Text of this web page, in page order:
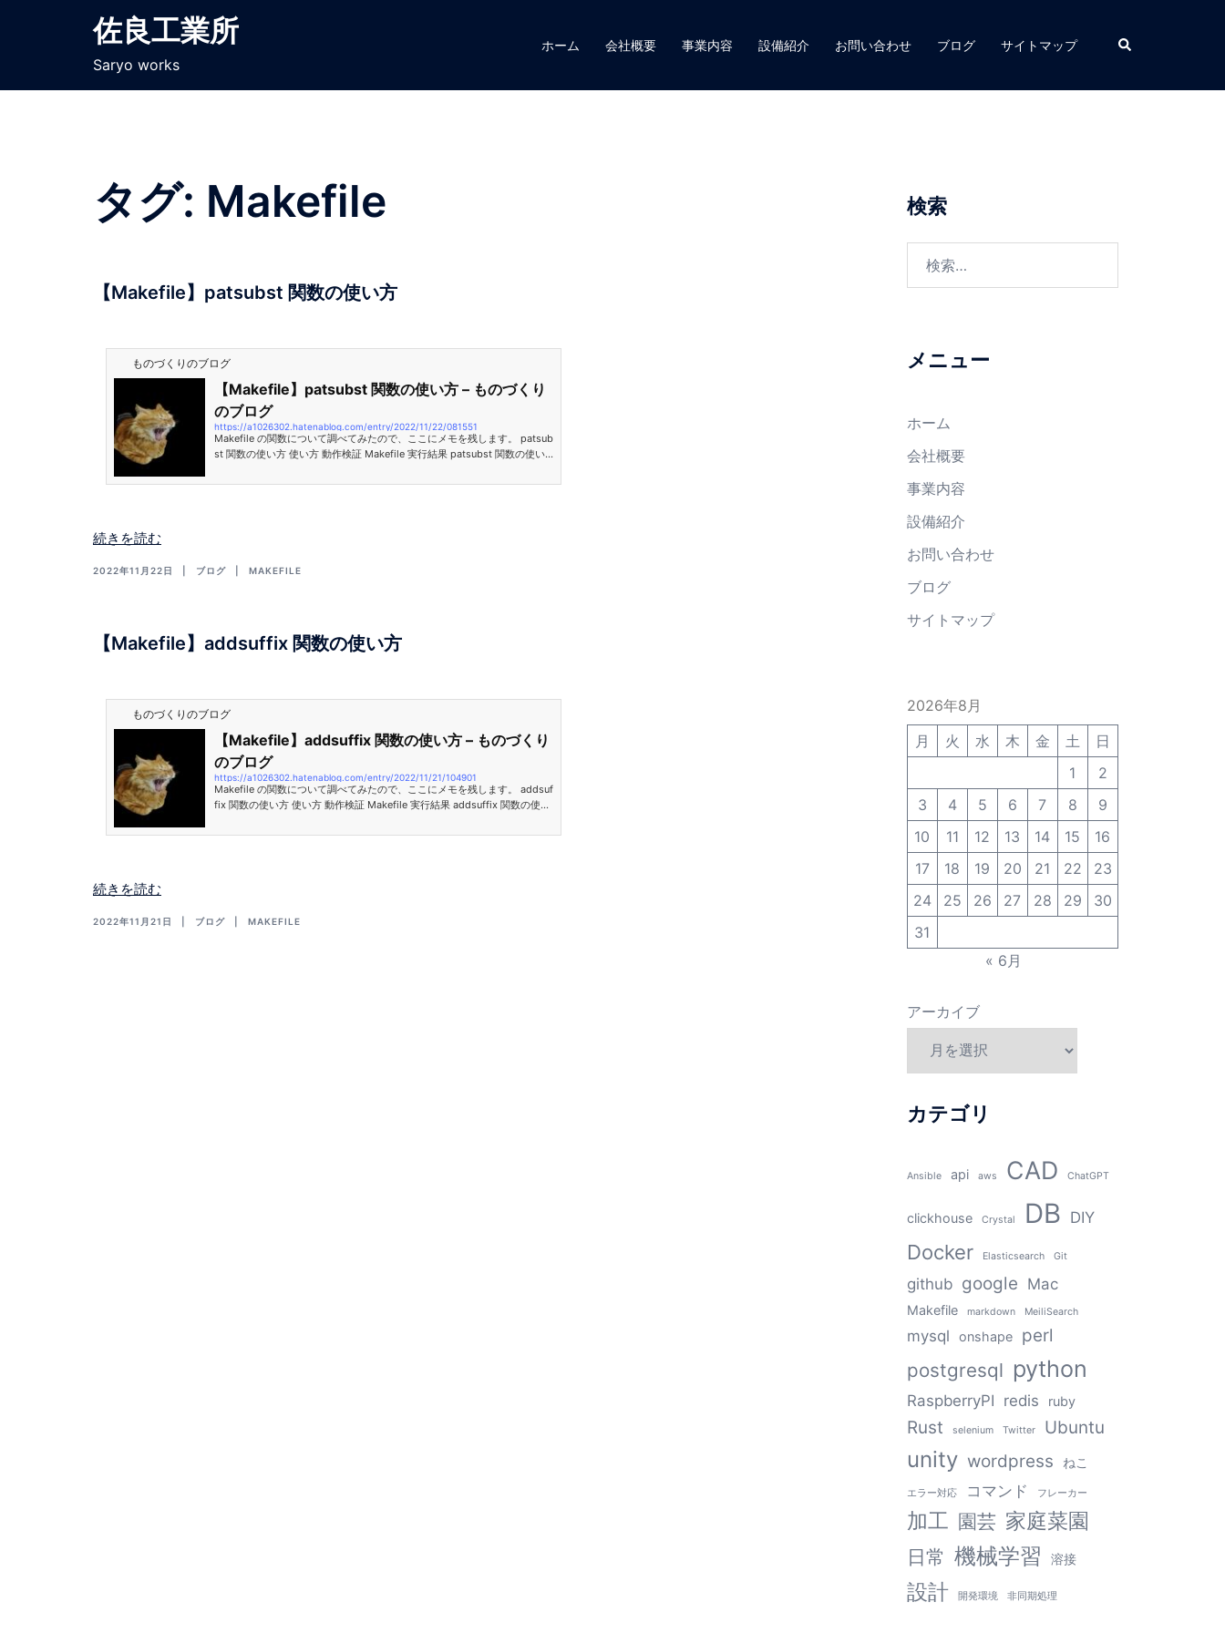
佐良工業所
Saryo works
ホーム 会社概要 事業内容 設備紹介 お問い合わせ ブログ サイトマップ
タグ: Makefile
【Makefile】patsubst 関数の使い方
ものづくりのブログ
【Makefile】patsubst 関数の使い方 – ものづくり
のブログ
https://a1026302.hatenablog.com/entry/2022/11/22/081551
Makefile の関数について調べてみたので、ここにメモを残します。 patsub
st 関数の使い方 使い方 動作検証 Makefile 実行結果 patsubst 関数の使い
TERN にマッチしたものを REPLACEMENT に置き換えます。 PATTERN は
続きを読む
2022年11月22日 ブログ MAKEFILE
【Makefile】addsuffix 関数の使い方
ものづくりのブログ
【Makefile】addsuffix 関数の使い方 – ものづくり
のブログ
https://a1026302.hatenablog.com/entry/2022/11/21/104901
Makefile の関数について調べてみたので、ここにメモを残します。 addsuf
fix 関数の使い方 使い方 動作検証 Makefile 実行結果 addsuffix 関数の使い
SUFFIX はユニットとして使用されます。SUFFIX の値は個々のファイル名
続きを読む
2022年11月21日 ブログ MAKEFILE
検索
メニュー
ホーム
会社概要
事業内容
設備紹介
お問い合わせ
ブログ
サイトマップ
2026年8月
月
火 水 木 金 土
日
1
2
3
4 5 6 7 8
9
10
11 12 13 14 15
16
17
18 19 20 21 22
23
24
25 26 27 28 29
30
31
« 6月
アーカイブ
カテゴリ
Ansible api aws CAD ChatGPT
clickhouse Crystal DB DIY
Docker Elasticsearch Git
github google Mac
Makefile markdown MeiliSearch
mysql onshape perl
postgresql python
RaspberryPI redis ruby
Rust selenium Twitter Ubuntu
unity wordpress ねこ
エラー対応 コマンド フレーカー
加工 園芸 家庭菜園
日常 機械学習 溶接
設計 開発環境 非同期処理